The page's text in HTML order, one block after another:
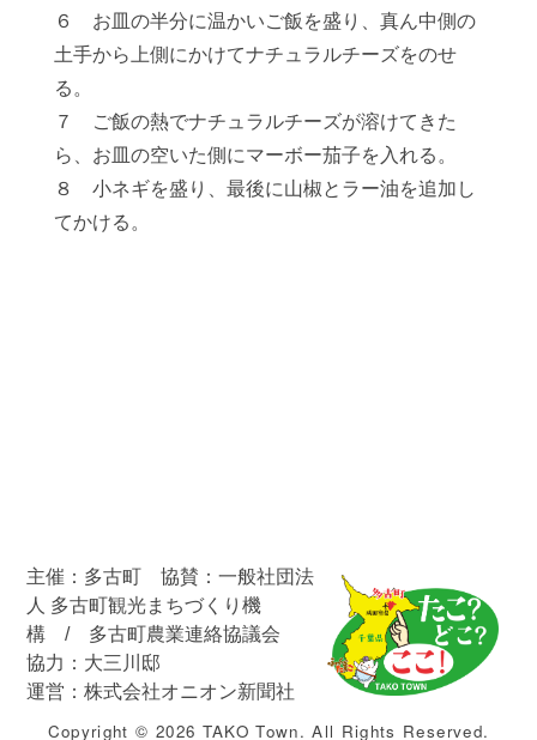
６ お皿の半分に温かいご飯を盛り、真ん中側の
土手から上側にかけてナチュラルチーズをのせ
る。
７ ご飯の熱でナチュラルチーズが溶けてきた
ら、お皿の空いた側にマーボー茄子を入れる。
８ 小ネギを盛り、最後に山椒とラー油を追加し
てかける。
主催：多古町 協賛：一般社団法
人 多古町観光まちづくり機
構 / 多古町農業連絡協議会
協力：大三川邸
運営：株式会社オニオン新聞社
Copyright © 2026 TAKO Town. All Rights Reserved.